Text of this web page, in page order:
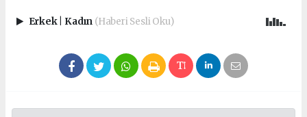
Erkek Kadın (Haberi Sesli Oku)